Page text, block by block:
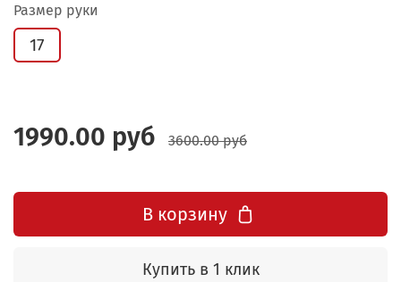
Размер руки
17
1990.00 руб 3600.00 руб
В корзину
Купить в 1 клик